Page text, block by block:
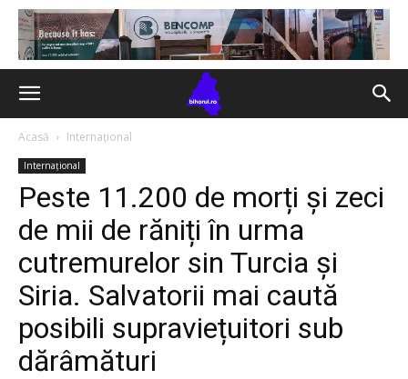
Acasă Internațional
Internațional
Peste 11.200 de morți și zeci
de mii de răniți în urma
cutremurelor sin Turcia și
Siria. Salvatorii mai caută
posibili supraviețuitori sub
dărâmături